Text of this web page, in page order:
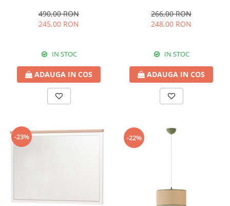
490,00 RON
245,00 RON
IN STOC
ADAUGA IN COS
266,00 RON
248,00 RON
IN STOC
ADAUGA IN COS
-23% -22%